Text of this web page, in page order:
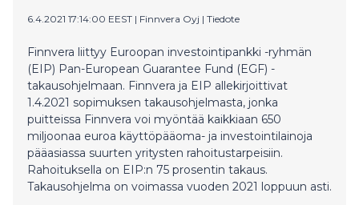
6.4.2021 17:14:00 EEST | Finnvera Oyj | Tiedote
Finnvera liittyy Euroopan investointipankki -ryhmän
(EIP) Pan-European Guarantee Fund (EGF) -
takausohjelmaan. Finnvera ja EIP allekirjoittivat
1.4.2021 sopimuksen takausohjelmasta, jonka
puitteissa Finnvera voi myöntää kaikkiaan 650
miljoonaa euroa käyttöpääoma- ja investointilainoja
pääasiassa suurten yritysten rahoitustarpeisiin.
Rahoituksella on EIP:n 75 prosentin takaus.
Takausohjelma on voimassa vuoden 2021 loppuun asti.